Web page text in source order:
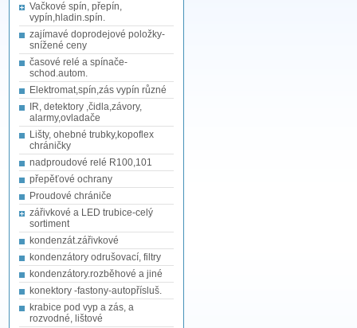
Vačkové spín, přepín,
vypín,hladin.spín.
zajímavé doprodejové položky-
snížené ceny
časové relé a spínače-
schod.autom.
Elektromat,spín,zás vypín různé
IR, detektory ,čidla,závory,
alarmy,ovladače
Lišty, ohebné trubky,kopoflex
chráničky
nadproudové relé R100,101
přepěťové ochrany
Proudové chrániče
zářivkové a LED trubice-celý
sortiment
kondenzát.zářivkové
kondenzátory odrušovací, filtry
kondenzátory.rozběhové a jiné
konektory -fastony-autopřísluš.
krabice pod vyp a zás, a
rozvodné, lištové